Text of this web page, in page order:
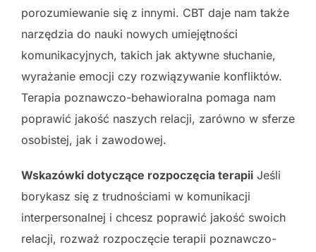
porozumiewanie się z innymi. CBT daje nam także
narzędzia do nauki nowych umiejętności
komunikacyjnych, takich jak aktywne słuchanie,
wyrażanie emocji czy rozwiązywanie konfliktów.
Terapia poznawczo-behawioralna pomaga nam
poprawić jakość naszych relacji, zarówno w sferze
osobistej, jak i zawodowej.
Wskazówki dotyczące rozpoczęcia terapii Jeśli
borykasz się z trudnościami w komunikacji
interpersonalnej i chcesz poprawić jakość swoich
relacji, rozważ rozpoczęcie terapii poznawczo-